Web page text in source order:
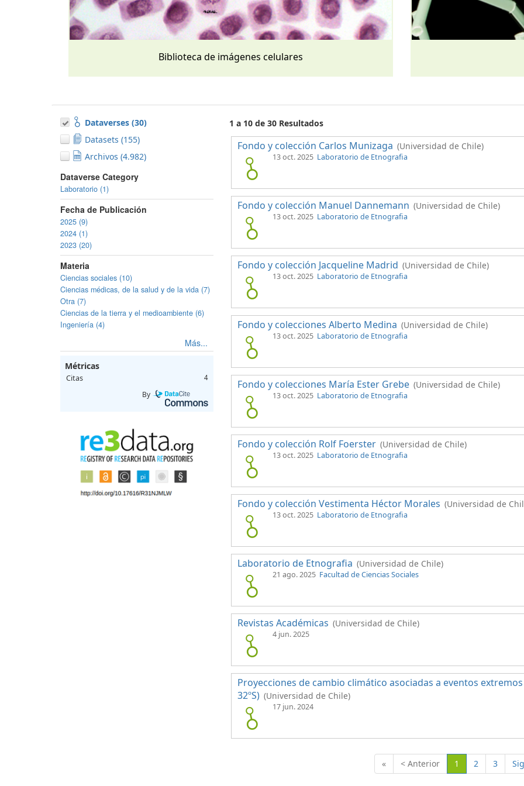
Biblioteca de imágenes celulares
Dataverses (30)
Datasets (155)
Archivos (4.982)
Dataverse Category
Laboratorio (1)
Fecha de Publicación
2025 (9)
2024 (1)
2023 (20)
Materia
Ciencias sociales (10)
Ciencias médicas, de la salud y de la vida (7)
Otra (7)
Ciencias de la tierra y el medioambiente (6)
Ingeniería (4)
Más...
Métricas
Citas 4
By
1 a 10 de 30 Resultados
Fondo y colección Carlos Munizaga (Universidad de Chile)
13 oct. 2025 Laboratorio de Etnografia
Fondo y colección Manuel Dannemann (Universidad de Chile)
13 oct. 2025 Laboratorio de Etnografia
Fondo y colección Jacqueline Madrid (Universidad de Chile)
13 oct. 2025 Laboratorio de Etnografia
Fondo y colecciones Alberto Medina (Universidad de Chile)
13 oct. 2025 Laboratorio de Etnografia
Fondo y colecciones María Ester Grebe (Universidad de Chile)
13 oct. 2025 Laboratorio de Etnografia
Fondo y colección Rolf Foerster (Universidad de Chile)
13 oct. 2025 Laboratorio de Etnografia
Fondo y colección Vestimenta Héctor Morales (Universidad de
13 oct. 2025 Laboratorio de Etnografia
Laboratorio de Etnografia (Universidad de Chile)
21 ago. 2025 Facultad de Ciencias Sociales
Revistas Académicas (Universidad de Chile)
4 jun. 2025
Proyecciones de cambio climático asociadas a eventos
32ºS) (Universidad de Chile)
17 jun. 2024
« < Anterior 1 (Actual)
2 3